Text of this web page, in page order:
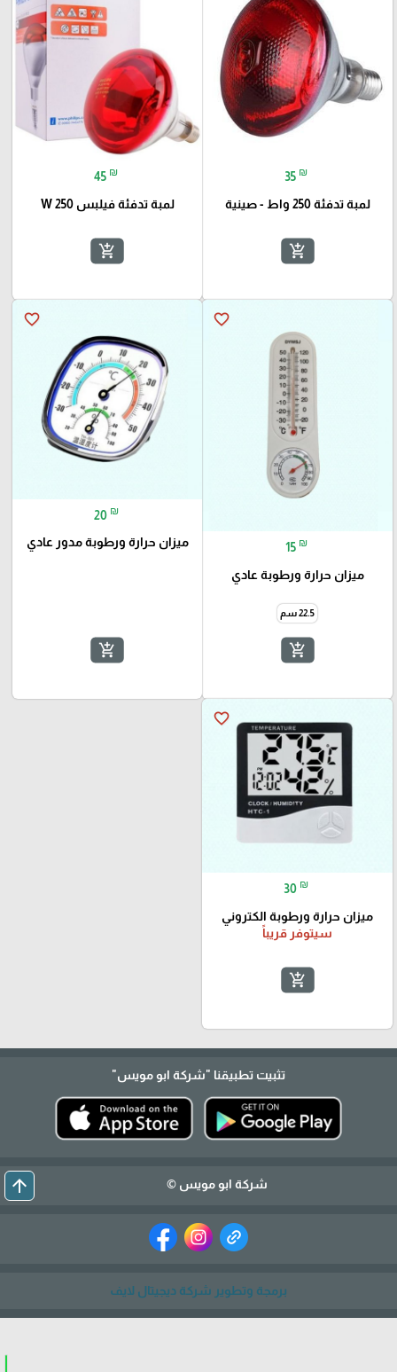
35 ₪
لمبة تدفئة 250 واط - صينية
add_shopping_cart
45 ₪
لمبة تدفئة فيلبس 250 W
add_shopping_cart
favorite_border
15 ₪
ميزان حرارة ورطوبة عادي
22.5 سم
add_shopping_cart
favorite_border
20 ₪
ميزان حرارة ورطوبة مدور عادي
add_shopping_cart
favorite_border
30 ₪
ميزان حرارة ورطوبة الكتروني
سيتوفر قريباً
add_shopping_cart
تثبيت تطبيقنا "شركة ابو مويس"
شركة ابو مويس © arrow_upward
برمجة وتطوير شركة ديجيتال لايف